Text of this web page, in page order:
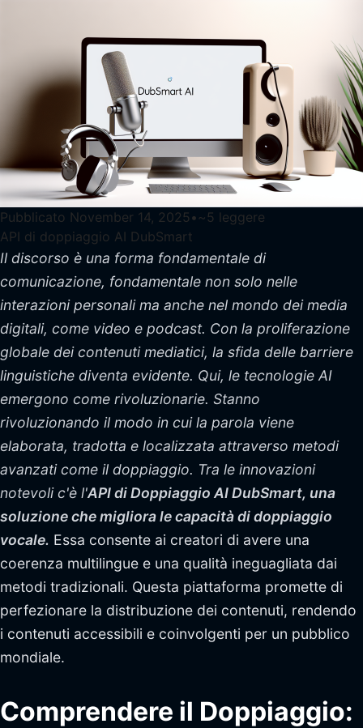
Pubblicato November 14, 2025 • ~ 5 leggere
API di doppiaggio AI DubSmart
Il discorso è una forma fondamentale di
comunicazione, fondamentale non solo nelle
interazioni personali ma anche nel mondo dei media
digitali, come video e podcast. Con la proliferazione
globale dei contenuti mediatici, la sfida delle barriere
linguistiche diventa evidente. Qui, le tecnologie AI
emergono come rivoluzionarie. Stanno
rivoluzionando il modo in cui la parola viene
elaborata, tradotta e localizzata attraverso metodi
avanzati come il doppiaggio. Tra le innovazioni
notevoli c'è l'API di Doppiaggio AIDubSmart, una
soluzione che migliora le capacità di doppiaggio
vocale. Essa consente ai creatori di avere una
coerenza multilingue e una qualità ineguagliata dai
metodi tradizionali. Questa piattaforma promette di
perfezionare la distribuzione dei contenuti, rendendo
i contenuti accessibili e coinvolgenti per un pubblico
mondiale.
Comprendere il Doppiaggio: